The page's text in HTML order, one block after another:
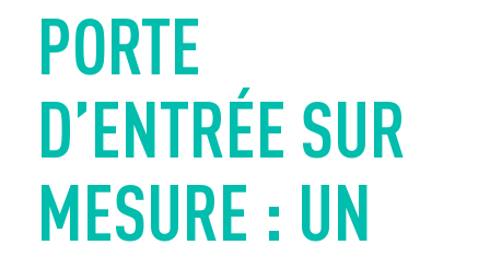
PORTE
D’ENTRÉE SUR
MESURE : UN